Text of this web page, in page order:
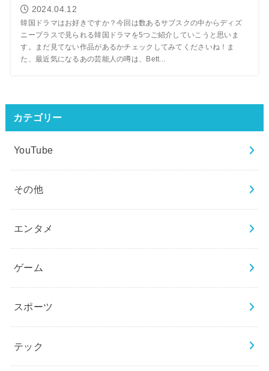
2024.04.12
韓国ドラマはお好きですか？今回は数あるサブスクの中からディズ
ニープラスで見られる韓国ドラマを5つご紹介していこうと思いま
す。まだ見てない作品があるかチェックしてみてくださいね！ま
た、最近気になるあの芸能人の噂は、Bett...
カテゴリー
YouTube
その他
エンタメ
ゲーム
スポーツ
テック